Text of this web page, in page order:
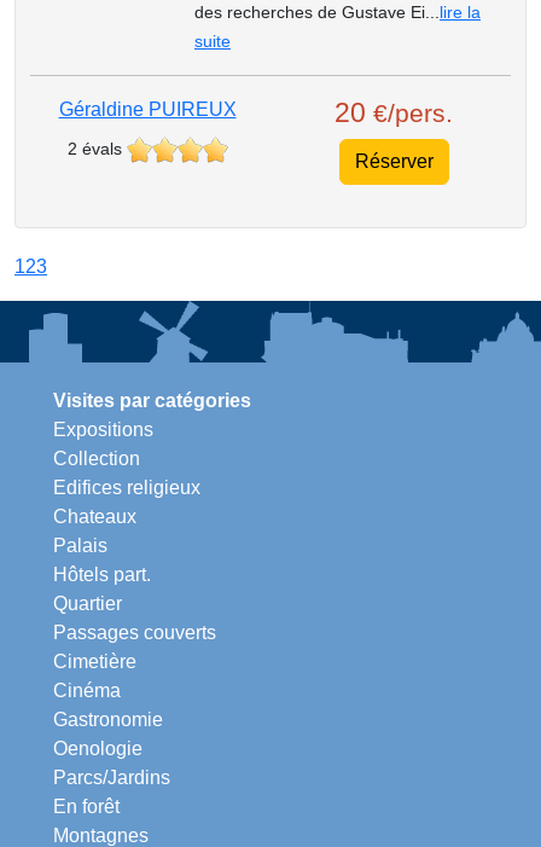
des recherches de Gustave Ei... lire la
suite
Géraldine PUIREUX
2 évals
20 €/pers.
Réserver
123
Visites par catégories
Expositions
Collection
Edifices religieux
Chateaux
Palais
Hôtels part.
Quartier
Passages couverts
Cimetière
Cinéma
Gastronomie
Oenologie
Parcs/Jardins
En forêt
Montagnes